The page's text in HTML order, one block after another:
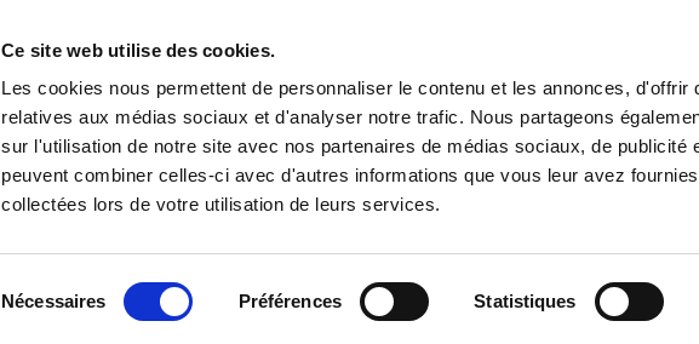
Ce site web utilise des cookies.
Les cookies nous permettent de personnaliser le contenu et les annonces, d'offrir
relatives aux médias sociaux et d'analyser notre trafic. Nous partageons
sur l'utilisation de notre site avec nos partenaires de médias sociaux, de publicité
peuvent combiner celles-ci avec d'autres informations que vous leur avez
collectées lors de votre utilisation de leurs services.
du
Nécessaires Préférences Statistiques
Tropical Mix Family
Accueil